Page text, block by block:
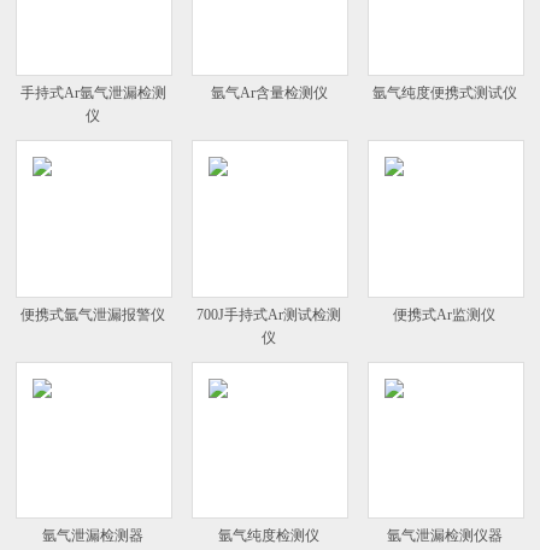
手持式Ar氩气泄漏检测
仪
氩气Ar含量检测仪 氩气纯度便携式测试仪
便携式氩气泄漏报警仪
700J手持式Ar测试检测
仪
便携式Ar监测仪
氩气泄漏检测器 氩气纯度检测仪 氩气泄漏检测仪器